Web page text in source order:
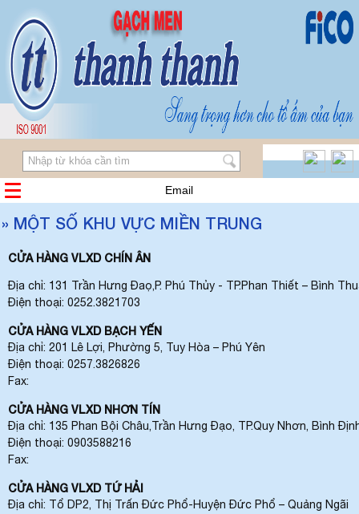
Email
» MỘT SỐ KHU VỰC MIỀN TRUNG
CỬA HÀNG VLXD CHÍN ÂN
Địa chỉ: 131 Trần Hưng Đaọ,P. Phú Thủy - TP.Phan Thiết – Bình
Điện thoại: 0252.3821703
CỬA HÀNG VLXD BẠCH YẾN
Địa chỉ: 201 Lê Lợi, Phường 5, Tuy Hòa – Phú Yên
Điện thoại: 0257.3826826
Fax:
CỬA HÀNG VLXD NHƠN TÍN
Địa chỉ: 135 Phan Bội Châu,Trần Hưng Đạo, TP.Quy Nhơn, Bình
Điện thoại: 0903588216
Fax:
CỬA HÀNG VLXD TỨ HẢI
Địa chỉ: Tổ DP2, Thị Trấn Đức Phổ-Huyện Đức Phổ – Quảng Ngãi